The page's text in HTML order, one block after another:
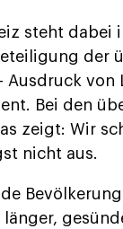
steht dabei
der
Ausdruck
Bei den
zeigt: Wir
nicht aus.
länger,